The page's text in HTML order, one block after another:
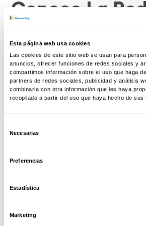
Esta página web usa cookies
Las cookies de este sitio web se usan para
anuncios, ofrecer funciones de redes sociales y
compartimos información sobre el uso que haga
partners de redes sociales, publicidad y análisis
combinarla con otra información que les haya
recopilado a partir del uso que haya hecho de sus
Necesarias
Preferencias
Estadística
Marketing
Conoce La Red
KÖMMERLING
En KÖMMERLING sabemos
sistema de perfiles no sirve de
KÖMMERLING es